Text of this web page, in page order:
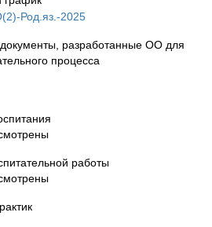
Род.яз.-2025
разработанные ОО для
процесса
работы